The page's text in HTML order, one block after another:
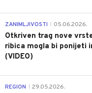
ZANIMLJIVOSTI 05.06.2026.
Otkriven trag nove
ribica mogla bi ponijeti
(VIDEO)
REGION 29.05.2026.